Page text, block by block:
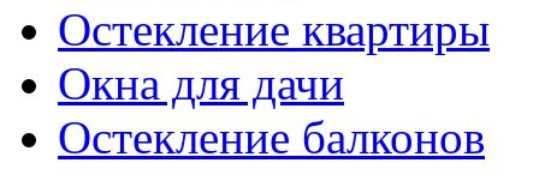
Остекление квартиры
Окна для дачи
Остекление балконов